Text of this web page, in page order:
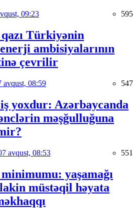
09:23 595
Türkiyənin
ambisiyalarının
çevrilir
avqust, 08:59 547
yoxdur: Azərbaycanda
məşğulluğuna
avqust, 08:53 551
yaşamağı
müstəqil həyata